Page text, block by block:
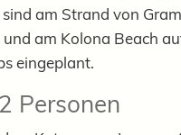
am Strand von
und am Kolona Beach
eingeplant.
Personen